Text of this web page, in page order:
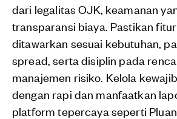
dari legalitas OJK, keamanan
transparansi biaya. Pastikan
ditawarkan sesuai kebutuhan,
spread, serta disiplin pada
manajemen risiko. Kelola
dengan rapi dan manfaatkan
platform tepercaya seperti